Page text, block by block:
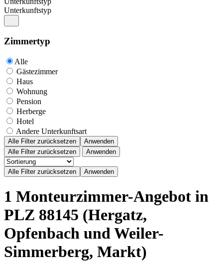
Unterkunftstyp
Zimmertyp
Alle
Gästezimmer
Haus
Wohnung
Pension
Herberge
Hotel
Andere Unterkunftsart
Alle Filter zurücksetzen
Anwenden
Alle Filter zurücksetzen
Anwenden
1 Monteurzimmer-Angebot in
PLZ 88145 (Hergatz,
Opfenbach und Weiler-
Simmerberg, Markt)